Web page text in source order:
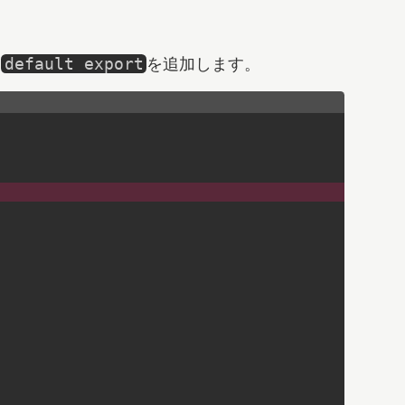
default export を追加します。